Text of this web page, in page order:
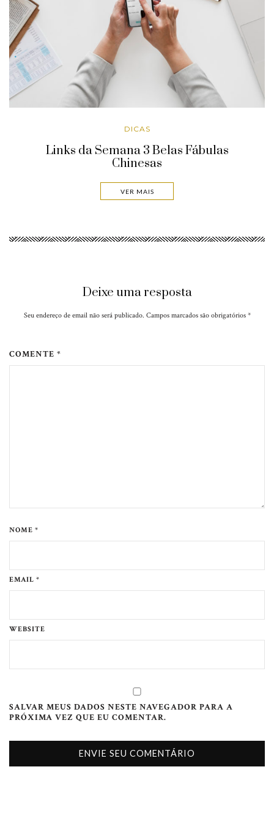
DICAS
Links da Semana 3 Belas Fábulas
Chinesas
VER MAIS
Deixe uma resposta
Seu endereço de email não será publicado. Campos marcados são obrigatórios *
COMENTE *
NOME *
EMAIL *
WEBSITE
SALVAR MEUS DADOS NESTE NAVEGADOR PARA A
PRÓXIMA VEZ QUE EU COMENTAR.